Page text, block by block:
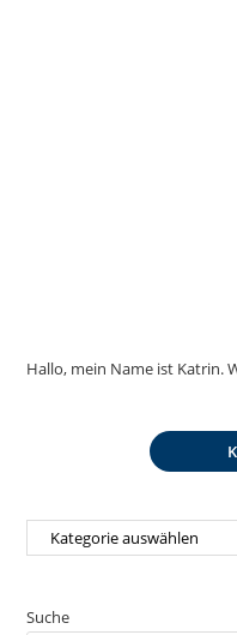
Hallo, mein Name ist Katrin.
Kategorie
Suche